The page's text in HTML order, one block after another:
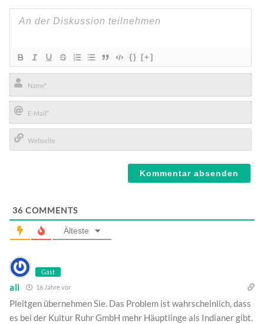
{} [+]
Name*
E-
Mail*
36 COMMENTS
Älteste
Gast
ali 16 Jahre vor
Pleitgen übernehmen Sie. Das Problem ist wahrscheinlich, dass
es bei der Kultur Ruhr GmbH mehr Häuptlinge als Indianer gibt.